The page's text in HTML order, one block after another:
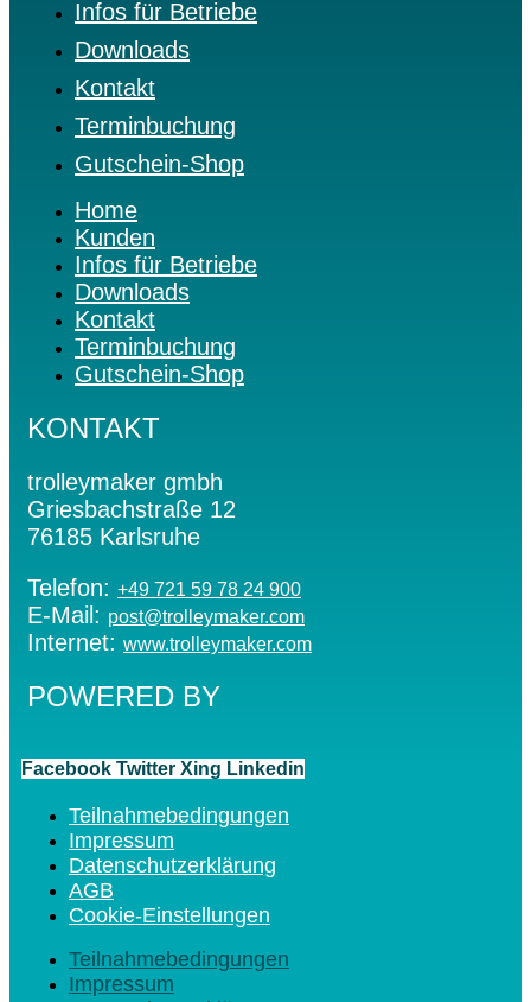
Infos für Betriebe
Downloads
Kontakt
Terminbuchung
Gutschein-Shop
Home
Kunden
Infos für Betriebe
Downloads
Kontakt
Terminbuchung
Gutschein-Shop
KONTAKT
trolleymaker gmbh
Griesbachstraße 12
76185 Karlsruhe
Telefon: +49 721 59 78 24 900
E-Mail: post@trolleymaker.com
Internet: www.trolleymaker.com
POWERED BY
Facebook Twitter Xing Linkedin
Teilnahmebedingungen
Impressum
Datenschutzerklärung
AGB
Cookie-Einstellungen
Teilnahmebedingungen
Impressum